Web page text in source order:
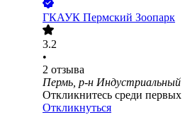
ГКАУК Пермский Зоопарк
3.2
•
2 отзыва
Пермь, р-н Индустриальный
Откликнитесь среди первых
Откликнуться